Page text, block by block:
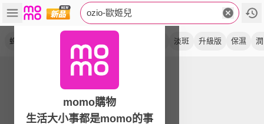
ozio-歐姬兒
蜂王乳 淡斑 升級版 保濕
momo購物
生活大小事都是momo的事